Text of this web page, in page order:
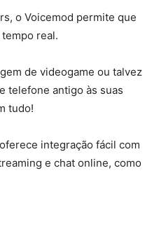
o Voicemod permite que
real.
de videogame ou talvez
telefone antigo às suas
tudo!
integração fácil com
e chat online, como